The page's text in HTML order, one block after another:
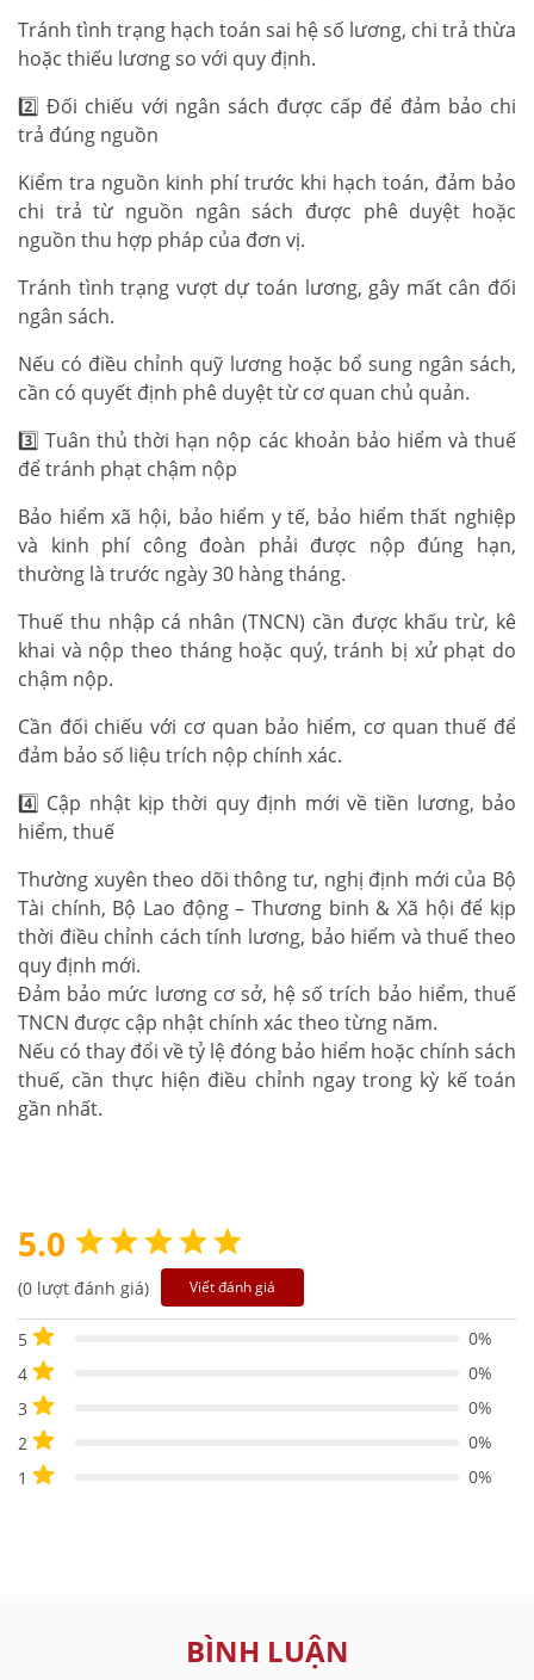
Tránh tình trạng hạch toán sai hệ số lương, chi trả thừa
hoặc thiếu lương so với quy định.
2️⃣ Đối chiếu với ngân sách được cấp để đảm bảo chi
trả đúng nguồn
Kiểm tra nguồn kinh phí trước khi hạch toán, đảm bảo
chi trả từ nguồn ngân sách được phê duyệt hoặc
nguồn thu hợp pháp của đơn vị.
Tránh tình trạng vượt dự toán lương, gây mất cân đối
ngân sách.
Nếu có điều chỉnh quỹ lương hoặc bổ sung ngân sách,
cần có quyết định phê duyệt từ cơ quan chủ quản.
3️⃣ Tuân thủ thời hạn nộp các khoản bảo hiểm và thuế
để tránh phạt chậm nộp
Bảo hiểm xã hội, bảo hiểm y tế, bảo hiểm thất nghiệp
và kinh phí công đoàn phải được nộp đúng hạn,
thường là trước ngày 30 hàng tháng.
Thuế thu nhập cá nhân (TNCN) cần được khấu trừ, kê
khai và nộp theo tháng hoặc quý, tránh bị xử phạt do
chậm nộp.
Cần đối chiếu với cơ quan bảo hiểm, cơ quan thuế để
đảm bảo số liệu trích nộp chính xác.
4️⃣ Cập nhật kịp thời quy định mới về tiền lương, bảo
hiểm, thuế
Thường xuyên theo dõi thông tư, nghị định mới của Bộ
Tài chính, Bộ Lao động – Thương binh & Xã hội để kịp
thời điều chỉnh cách tính lương, bảo hiểm và thuế theo
quy định mới.
Đảm bảo mức lương cơ sở, hệ số trích bảo hiểm, thuế
TNCN được cập nhật chính xác theo từng năm.
Nếu có thay đổi về tỷ lệ đóng bảo hiểm hoặc chính sách
thuế, cần thực hiện điều chỉnh ngay trong kỳ kế toán
gần nhất.
5.0
(0 lượt đánh giá) Viết đánh giá
5
0%
4
0%
3
0%
2
0%
1
0%
BÌNH LUẬN